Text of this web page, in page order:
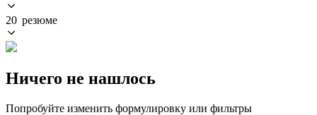
20 резюме
Ничего не нашлось
Попробуйте изменить формулировку или фильтры